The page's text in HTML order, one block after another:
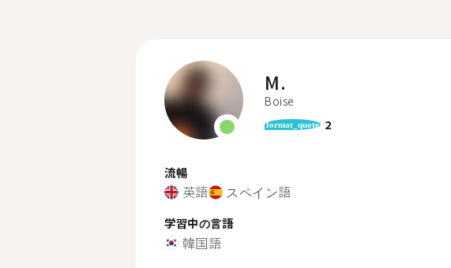
M.
Boise
format_quote 2
流暢
英語 スペイン語
学習中の言語
韓国語